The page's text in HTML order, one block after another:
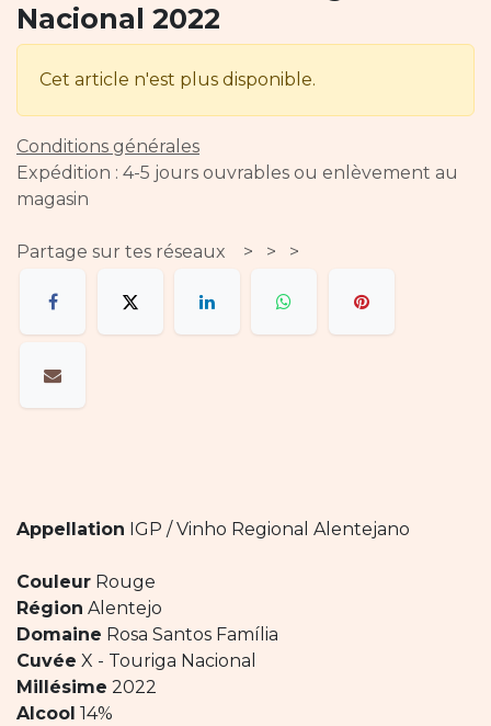
Nacional 2022
Cet article n'est plus disponible.
Conditions générales
Expédition : 4-5 jours ouvrables ou enlèvement au
magasin
Partage sur tes réseaux > > >
Appellation IGP / Vinho Regional Alentejano
Couleur Rouge
Région Alentejo
Domaine Rosa Santos Família
Cuvée X - Touriga Nacional
Millésime 2022
Alcool 14%